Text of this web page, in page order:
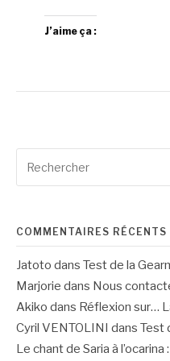
J’aime ça :
pour
COMMENTAIRES RÉCENTS
Jatoto dans Test de la
Marjorie dans Nous
Akiko dans Réflexion sur…
Cyril VENTOLINI dans Test
Le chant de Saria à